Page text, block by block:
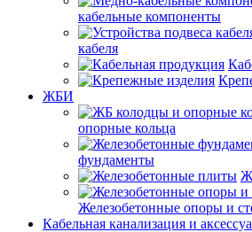
кабельные компоненты
кабеля
ЖБИ
опорные кольца
фундаменты
Железобетонные опоры и
Кабельная канализация и